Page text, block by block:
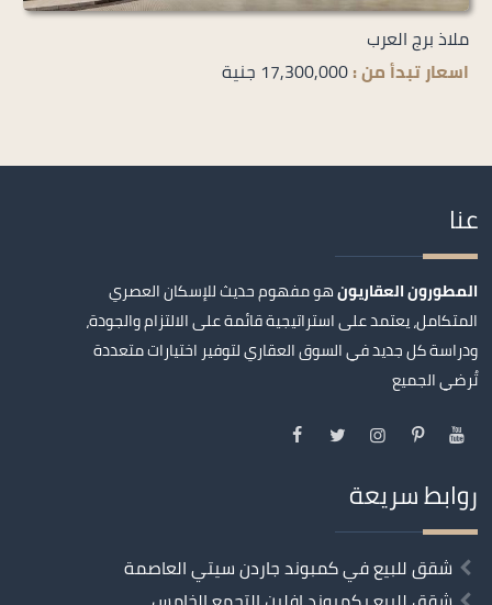
ملاذ برج العرب
اسعار تبدأ من :17,300,000 جنية
عنا
المطورون العقاريونهو مفهوم حديث للإسكان العصري
المتكامل، يعتمد على استراتيجية قائمة على الالتزام والجودة،
ودراسة كل جديد في السوق العقاري لتوفير اختيارات متعددة
تُرضي الجميع
روابط سريعة
شقق للبيع في كمبوند جاردن سيتي العاصمة